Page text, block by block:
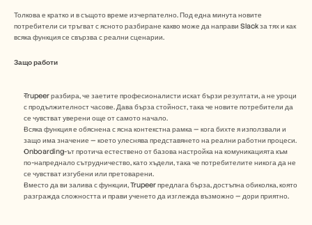
Толкова е кратко и в същото време изчерпателно. Под една минута новите
потребители си тръгват с ясното разбиране какво може да направи Slack за тях и как
всяка функция се свързва с реални сценарии.
Защо работи
Trupeer разбира, че заетите професионалисти искат бързи резултати, а не уроци
с продължителност часове. Дава бърза стойност, така че новите потребители да
се чувстват уверени още от самото начало.
Всяка функция е обяснена с ясна контекстна рамка — кога бихте я използвали и
защо има значение — което улеснява представянето на реални работни процеси.
Onboarding-ът протича естествено от базова настройка на комуникацията към
по-напреднало сътрудничество, като хъдели, така че потребителите никога да не
се чувстват изгубени или претоварени.
Вместо да ви залива с функции, Trupeer предлага бърза, достъпна обиколка, която
разгражда сложността и прави ученето да изглежда възможно — дори приятно.